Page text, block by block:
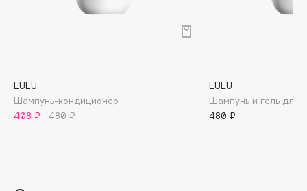
Banderas
Basicare
LULU
Шампунь-кондиционер
408 ₽
480 ₽
LULU
Шампунь и гель для
480 ₽